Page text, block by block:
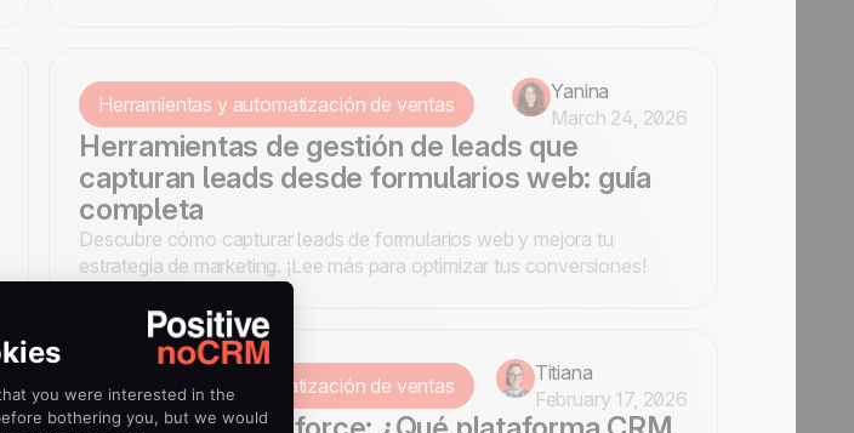
Herramientas y automatización de ventas
Yanina
March 24, 2026
Herramientas de gestión de leads que
capturan leads desde formularios web: guía
completa
Descubre cómo capturar leads de formularios web y mejora tu
estrategia de marketing. ¡Lee más para optimizar tus conversiones!
Herramientas y automatización de ventas
Titiana
February 17, 2026